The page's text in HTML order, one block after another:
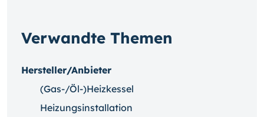
Verwandte Themen
Hersteller/Anbieter
(Gas-/Öl-)Heizkessel
Heizungsinstallation